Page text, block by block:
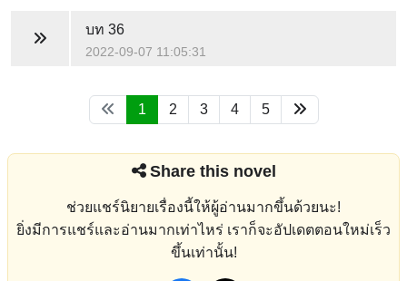
บท 36
2022-09-07 11:05:31
1 2 3 4 5
Share this novel
ช่วยแชร์นิยายเรื่องนี้ให้ผู้อ่านมากขึ้นด้วยนะ!
ยิ่งมีการแชร์และอ่านมากเท่าไหร่ เราก็จะอัปเดตตอนใหม่เร็ว
ขึ้นเท่านั้น!